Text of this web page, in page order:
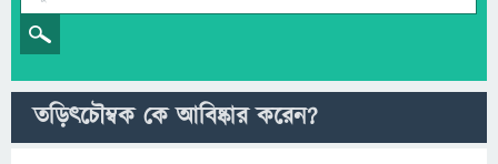
তড়িৎচৌম্বক কে আবিষ্কার করেন?